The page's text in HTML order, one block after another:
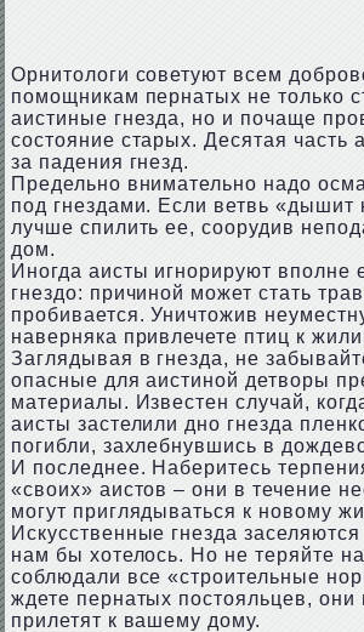
Орнитологи советуют всем
помощникам пернатых не только
аистиные гнезда, но и почаще
состояние старых. Десятая часть
за падения гнезд.
Предельно внимательно надо
под гнездами. Если ветвь «дышит
лучше спилить ее, соорудив
дом.
Иногда аисты игнорируют вполне
гнездо: причиной может стать
пробивается. Уничтожив
наверняка привлечете птиц к
Заглядывая в гнезда, не
опасные для аистиной детворы
материалы. Известен случай,
аисты застелили дно гнезда
погибли, захлебнувшись в
И последнее. Наберитесь
«своих» аистов – они в течение
могут приглядываться к новому
Искусственные гнезда заселяются
нам бы хотелось. Но не теряйте
соблюдали все «строительные
ждете пернатых постояльцев, они
прилетят к вашему дому.